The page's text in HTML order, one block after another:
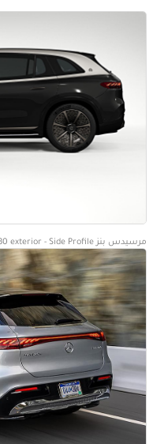
مرسيدس بنز EQS 680 exterior - Side Profile